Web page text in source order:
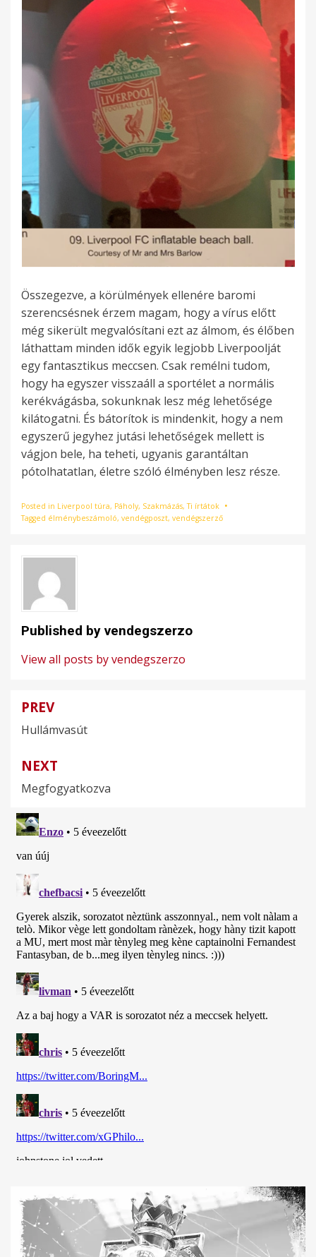
Összegezve, a körülmények ellenére baromi
szerencsésnek érzem magam, hogy a vírus előtt
még sikerült megvalósítani ezt az álmom, és élőben
láthattam minden idők egyik legjobb Liverpoolját
egy fantasztikus meccsen. Csak remélni tudom,
hogy ha egyszer visszaáll a sportélet a normális
kerékvágásba, sokunknak lesz még lehetősége
kilátogatni. És bátorítok is mindenkit, hogy a nem
egyszerű jegyhez jutási lehetőségek mellett is
vágjon bele, ha teheti, ugyanis garantáltan
pótolhatatlan, életre szóló élményben lesz része.
Posted in Liverpool túra, Páholy, Szakmázás,Ti írtátok
Tagged élménybeszámoló, vendégposzt, vendégszerző
Published by vendegszerzo
View all posts by vendegszerzo
Bejegyzés
navigáció
PREV
Hullámvasút
NEXT
Megfogyatkozva